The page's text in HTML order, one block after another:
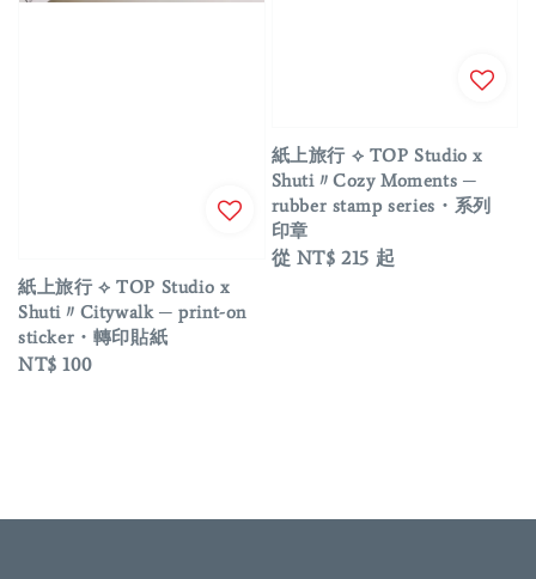
紙上旅行 ⟡ TOP Studio x
Shuti〃Citywalk ─ print-on
sticker・轉印貼紙
Regular
NT$ 100
紙上旅行 ⟡ TOP Studio x
Shuti〃Cozy Moments ─
rubber stamp series・系列
印章
Regular
從 NT$ 215 起